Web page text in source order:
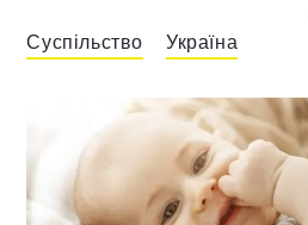
Суспільство Україна